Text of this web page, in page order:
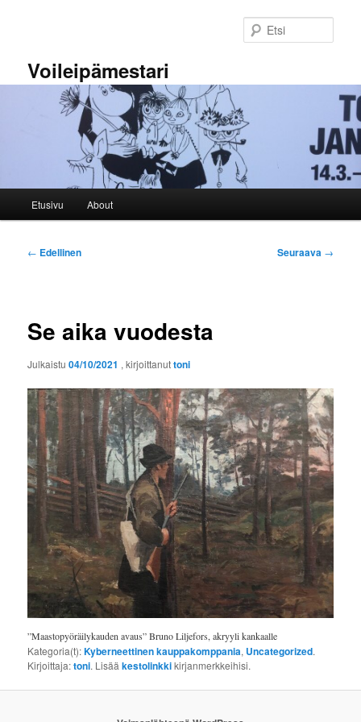
Voileipämestari
Etusivu About
Artikkelien
← Edellinen Seuraava →
Se aika vuodesta
Julkaistu04/10/2021 , kirjoittanuttoni
”Maastopyöräilykauden avaus” Bruno Liljefors, akryyli kankaalle
Kategoria(t):Kyberneettinen kauppakomppania, Uncategorized.
Kirjoittaja:toni. Lisääkestolinkkikirjanmerkkeihisi.